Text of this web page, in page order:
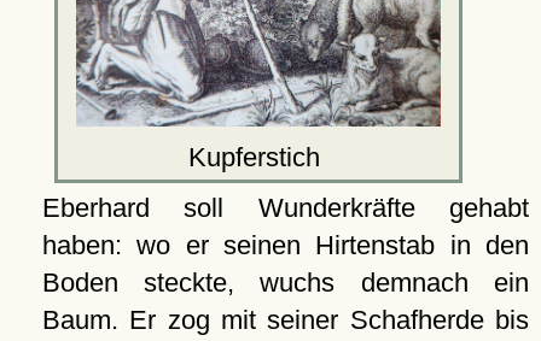
Kupferstich
Eberhard soll Wunderkräfte gehabt
haben: wo er seinen Hirtenstab in den
Boden steckte, wuchs demnach ein
Baum. Er zog mit seiner Schafherde bis